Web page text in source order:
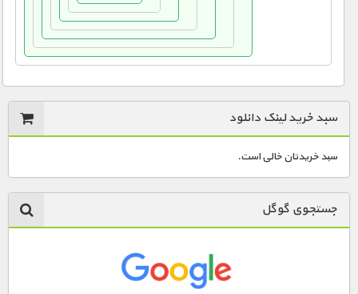
سبد خرید لینک دانلود
سبد خریدتان خالی است.
جستجوی گوگل